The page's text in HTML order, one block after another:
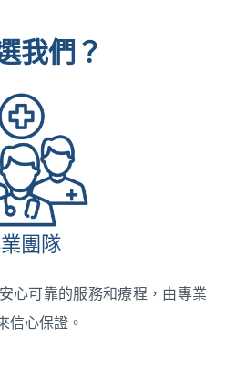
我們？
團隊
心可靠的服務和療程，由專業
信心保證。